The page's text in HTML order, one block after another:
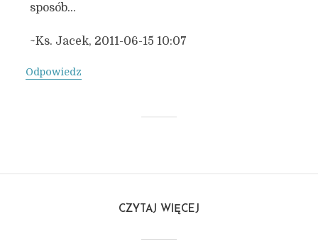
sposób…
~Ks. Jacek, 2011-06-15 10:07
Odpowiedz
CZYTAJ WIĘCEJ